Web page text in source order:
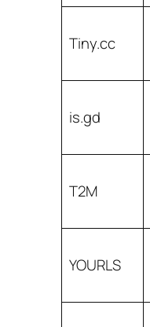
Tiny.cc
is.gd
T2M
YOURLS